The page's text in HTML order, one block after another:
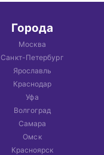
Города
Москва
Санкт-Петербург
Ярославль
Краснодар
Уфа
Волгоград
Самара
Омск
Красноярск